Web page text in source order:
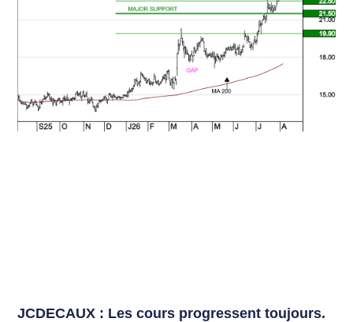
JCDECAUX : Les cours progressent toujours.